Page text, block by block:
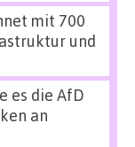
mit 700
und
es die AfD
an